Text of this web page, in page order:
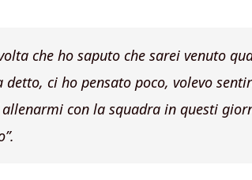
che ho saputo che sarei venuto
detto, ci ho pensato poco, volevo
con la squadra in questi